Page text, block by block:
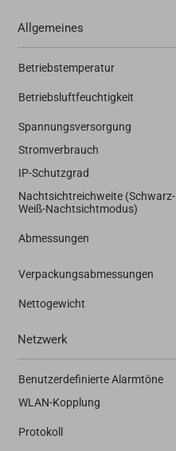
Allgemeines
Betriebstemperatur
Betriebsluftfeuchtigkeit
Spannungsversorgung
Stromverbrauch
IP-Schutzgrad
Nachtsichtreichweite (Schwarz-
Weiß-Nachtsichtmodus)
Abmessungen
Verpackungsabmessungen
Nettogewicht
Netzwerk
Benutzerdefinierte Alarmtöne
WLAN-Kopplung
Protokoll